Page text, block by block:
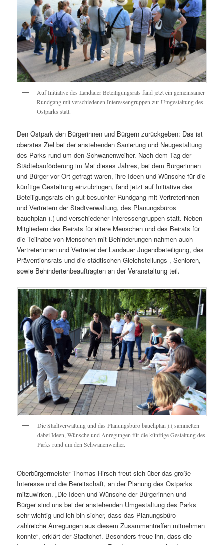
Auf Initiative des Landauer Beteiligungsrats fand jetzt ein gemeinsamer
Rundgang mit verschiedenen Interessengruppen zur Umgestaltung des
Ostparks statt.
Den Ostpark den Bürgerinnen und Bürgern zurückgeben: Das ist
oberstes Ziel bei der anstehenden Sanierung und Neugestaltung
des Parks rund um den Schwanenweiher. Nach dem Tag der
Städtebauförderung im Mai dieses Jahres, bei dem Bürgerinnen
und Bürger vor Ort gefragt waren, ihre Ideen und Wünsche für die
künftige Gestaltung einzubringen, fand jetzt auf Initiative des
Beteiligungsrats ein gut besuchter Rundgang mit Vertreterinnen
und Vertretern der Stadtverwaltung, des Planungsbüros
bauchplan ).( und verschiedener Interessengruppen statt. Neben
Mitgliedern des Beirats für ältere Menschen und des Beirats für
die Teilhabe von Menschen mit Behinderungen nahmen auch
Vertreterinnen und Vertreter der Landauer Jugendbeteiligung, des
Präventionsrats und die städtischen Gleichstellungs-, Senioren,
sowie Behindertenbeauftragten an der Veranstaltung teil.
Die Stadtverwaltung und das Planungsbüro bauchplan ).( sammelten
dabei Ideen, Wünsche und Anregungen für die künftige Gestaltung des
Parks rund um den Schwanenweiher.
Oberbürgermeister Thomas Hirsch freut sich über das große
Interesse und die Bereitschaft, an der Planung des Ostparks
mitzuwirken. „Die Ideen und Wünsche der Bürgerinnen und
Bürger sind uns bei der anstehenden Umgestaltung des Parks
sehr wichtig und ich bin sicher, dass das Planungsbüro
zahlreiche Anregungen aus diesem Zusammentreffen mitnehmen
konnte“, erklärt der Stadtchef. Besonders freue ihn, dass die